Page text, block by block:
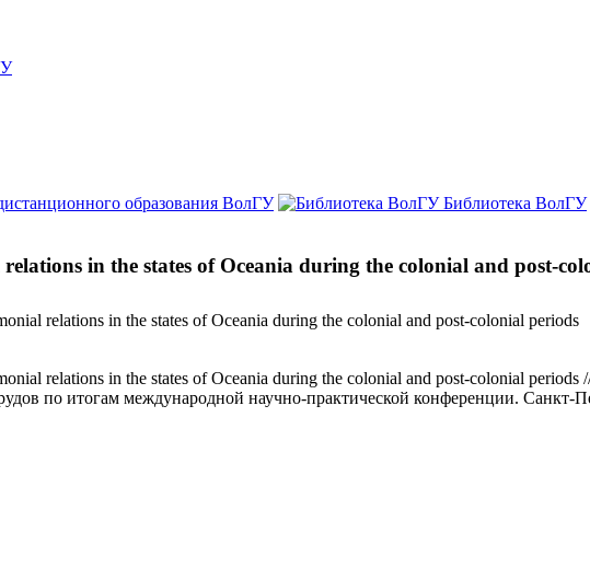
образования ВолГУ Библиотека ВолГУ
in the states of Oceania during the colonial and post-
relations in the states of Oceania during the colonial and post-colonial periods
relations in the states of Oceania during the colonial and post-colonial
по итогам международной научно-практической конференции. Санкт-